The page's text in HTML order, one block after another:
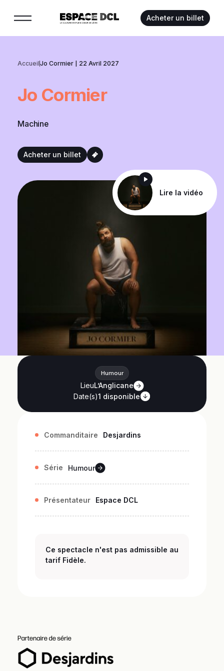
Acheter un billet
Suivez-nous :
AccueilJo Cormier | 22 Avril 2027
Jo Cormier
Machine
Acheter un billet
Lire la vidéo
Humour
LieuL’Anglicane
Date(s)1 disponible
Commanditaire Desjardins
Série Humour
Présentateur Espace DCL
Ce spectacle n'est pas admissible au
tarif Fidèle.